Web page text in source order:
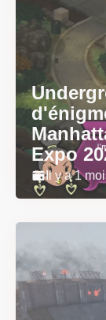
Expo
Il y a 1